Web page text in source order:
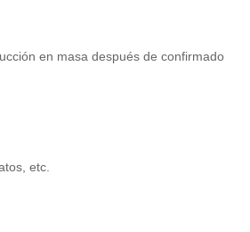
en masa después de confirmado
etc.